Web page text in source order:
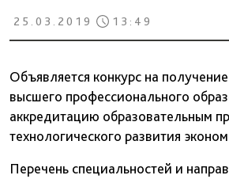
25.03.2019 13:49
Объявляется конкурс на
высшего профессионального
аккредитацию образовательным
технологического развития
Перечень специальностей и